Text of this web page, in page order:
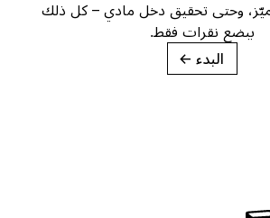
وحتى تحقيق دخل مادي – كل ذلك
ببضع نقرات فقط.
البدء →